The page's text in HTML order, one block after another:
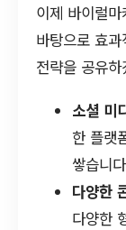
이제 바이럴
바탕으로 효
전략을 공유
소셜 미
한 플랫
쌓습니
다양한
다양한